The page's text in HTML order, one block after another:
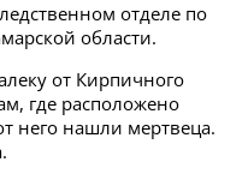
отделе по
области.
от Кирпичного
где расположено
него нашли мертвеца.